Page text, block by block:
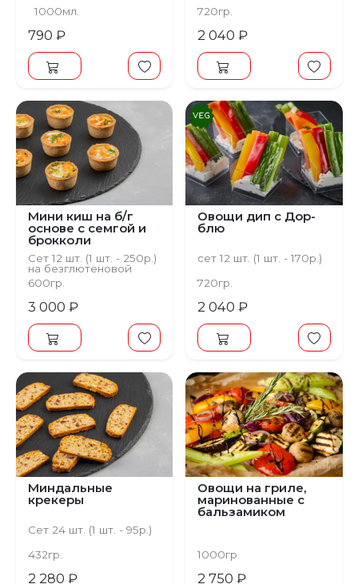
1000мл.
790 ₽
720гр.
2 040 ₽
Мини киш на б/г
основе с семгой и
брокколи
Сет 12 шт. (1 шт. - 250р.)
на безглютеновой
основе
600гр.
3 000 ₽
Овощи дип с Дор-
блю
сет 12 шт. (1 шт. - 170р.)
720гр.
2 040 ₽
Миндальные
крекеры
Сет 24 шт. (1 шт. - 95р.)
432гр.
2 280 ₽
Овощи на гриле,
маринованные с
бальзамиком
1000гр.
2 750 ₽